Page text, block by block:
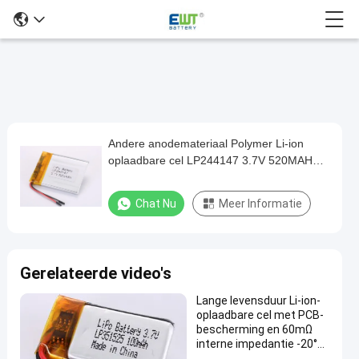
Andere
anodemateriaal
Polymer
cel
LP244147
3.7V
520MAH
Andere anodemateriaal Polymer Li-ion
oplaadbare cel LP244147 3.7V 520MAH
certificering
Chat Nu Meer Informatie
Gerelateerde video's
Lange levensduur Li-ion-
oplaadbare cel met PCB-
bescherming en 60mΩ
interne impedantie -20°C